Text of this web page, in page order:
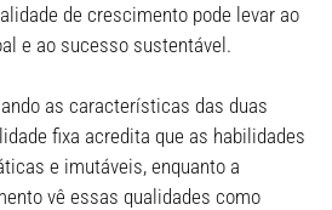
de crescimento pode levar ao
e ao sucesso sustentável.
as características das duas
fixa acredita que as habilidades
e imutáveis, enquanto a
vê essas qualidades como